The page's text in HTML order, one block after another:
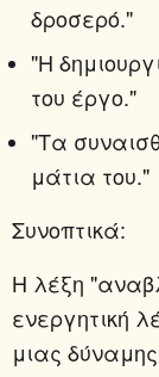
δροσερό."
"Η
του έργο."
"Τα
μάτια του."
Συνοπτικά:
Η λέξη
ενεργητική
μιας